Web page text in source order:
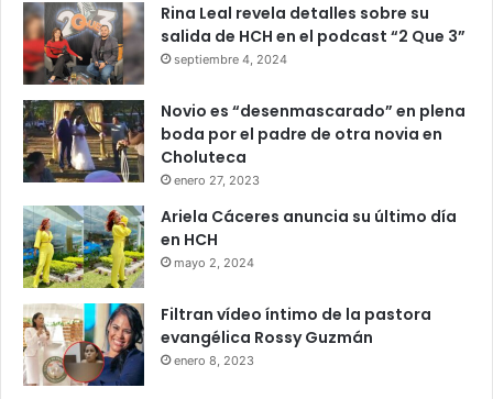
Rina Leal revela detalles sobre su
salida de HCH en el podcast “2 Que 3”
septiembre 4, 2024
Novio es “desenmascarado” en plena
boda por el padre de otra novia en
Choluteca
enero 27, 2023
Ariela Cáceres anuncia su último día
en HCH
mayo 2, 2024
Filtran vídeo íntimo de la pastora
evangélica Rossy Guzmán
enero 8, 2023